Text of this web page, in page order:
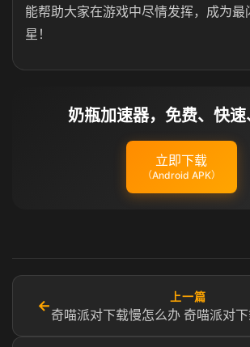
能帮助大家在游戏中尽情发挥，成为最
星！
奶瓶加速器，免费、快
立即下载
（Android APK）
←
上一篇
奇喵派对下载慢怎么办 奇喵派对